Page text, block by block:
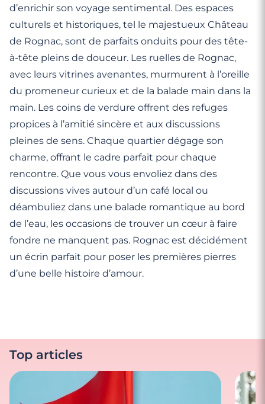
d’enrichir son voyage sentimental. Des espaces
culturels et historiques, tel le majestueux Château
de Rognac, sont de parfaits onduits pour des tête-
à-tête pleins de douceur. Les ruelles de Rognac,
avec leurs vitrines avenantes, murmurent à l’oreille
du promeneur curieux et de la balade main dans la
main. Les coins de verdure offrent des refuges
propices à l’amitié sincère et aux discussions
pleines de sens. Chaque quartier dégage son
charme, offrant le cadre parfait pour chaque
rencontre. Que vous vous envoliez dans des
discussions vives autour d’un café local ou
déambuliez dans une balade romantique au bord
de l’eau, les occasions de trouver un cœur à faire
fondre ne manquent pas. Rognac est décidément
un écrin parfait pour poser les premières pierres
d’une belle histoire d’amour.
Top articles